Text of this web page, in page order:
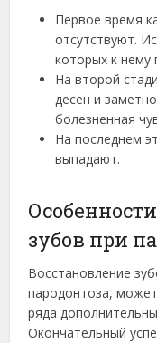
Первое время
отсутствуют.
которых к нему
На второй
десен и
болезненная
На последнем
выпадают.
зубов при
Восстановление
пародонтоза,
ряда
Окончательный